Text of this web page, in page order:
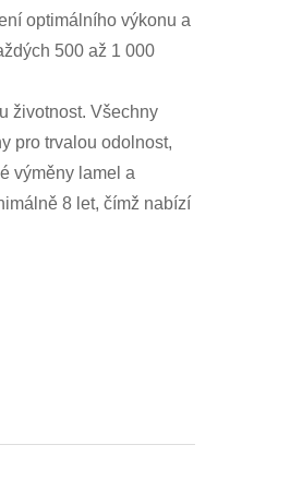
optimálního výkonu a
500 až 1 000
životnost. Všechny
pro trvalou odolnost,
výměny lamel a
8 let, čímž nabízí